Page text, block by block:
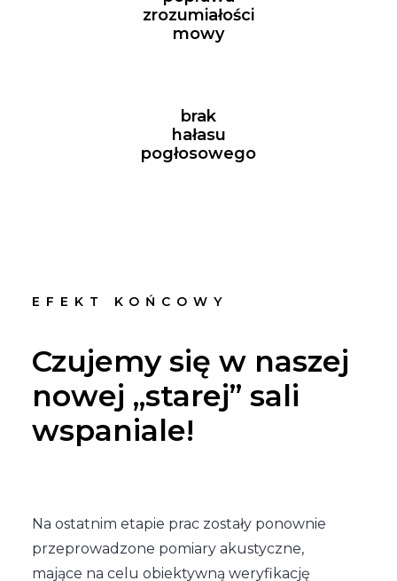
zrozumiałości
mowy
brak
hałasu
pogłosowego
EFEKT KOŃCOWY
Czujemy się w naszej
nowej „starej” sali
wspaniale!
Na ostatnim etapie prac zostały ponownie
przeprowadzone pomiary akustyczne,
mające na celu obiektywną weryfikację